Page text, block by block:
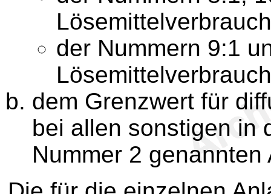
der Nummern 9:1
dem Grenzwert für
bei allen sonstigen in
Nummer 2 genannten